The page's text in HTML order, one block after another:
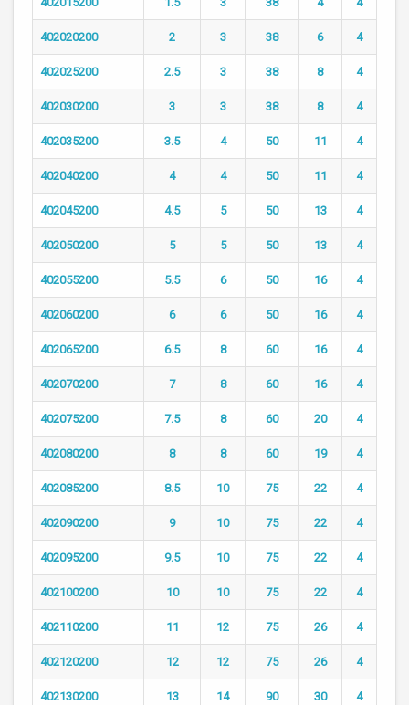
402020200 2 3 38 6 4
402025200 2.5 3 38 8 4
402030200 3 3 38 8 4
402035200 3.5 4 50 11 4
402040200 4 4 50 11 4
402045200 4.5 5 50 13 4
402050200 5 5 50 13 4
402055200 5.5 6 50 16 4
402060200 6 6 50 16 4
402065200 6.5 8 60 16 4
402070200 7 8 60 16 4
402075200 7.5 8 60 20 4
402080200 8 8 60 19 4
402085200 8.5 10 75 22 4
402090200 9 10 75 22 4
402095200 9.5 10 75 22 4
402100200 10 10 75 22 4
402110200 11 12 75 26 4
402120200 12 12 75 26 4
402130200 13 14 90 30 4